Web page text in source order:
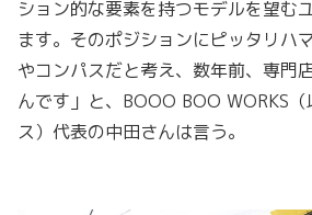
ション的な要素を持つモデルを望む
ます。そのポジションにピッタリハ
やコンパスだと考え、数年前、専門
んです」と、BOOO BOO WORKS
ス）代表の中田さんは言う。